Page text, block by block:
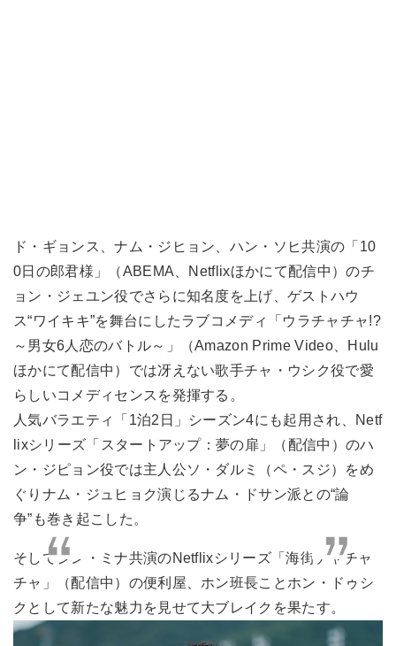
ド・ギョンス、ナム・ジヒョン、ハン・ソヒ共演の「10
0日の郎君様」（ABEMA、Netflixほかにて配信中）のチ
ョン・ジェユン役でさらに知名度を上げ、ゲストハウ
ス“ワイキキ”を舞台にしたラブコメディ「ウラチャチャ!?
～男女6人恋のバトル～」（Amazon Prime Video、Hulu
ほかにて配信中）では冴えない歌手チャ・ウシク役で愛
らしいコメディセンスを発揮する。
人気バラエティ「1泊2日」シーズン4にも起用され、Netf
lixシリーズ「スタートアップ：夢の扉」（配信中）のハ
ン・ジピョン役では主人公ソ・ダルミ（ペ・スジ）をめ
ぐりナム・ジュヒョク演じるナム・ドサン派との“論
争”も巻き起こした。
そしてシン・ミナ共演のNetflixシリーズ「海街チャチャ
チャ」（配信中）の便利屋、ホン班長ことホン・ドゥシ
クとして新たな魅力を見せて大ブレイクを果たす。